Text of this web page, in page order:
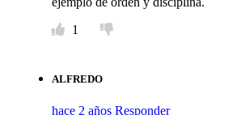
1
ALFREDO
hace 2 años Responder